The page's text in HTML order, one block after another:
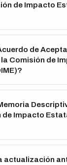
de Impacto
de
Comisión de
de Impacto
actualización